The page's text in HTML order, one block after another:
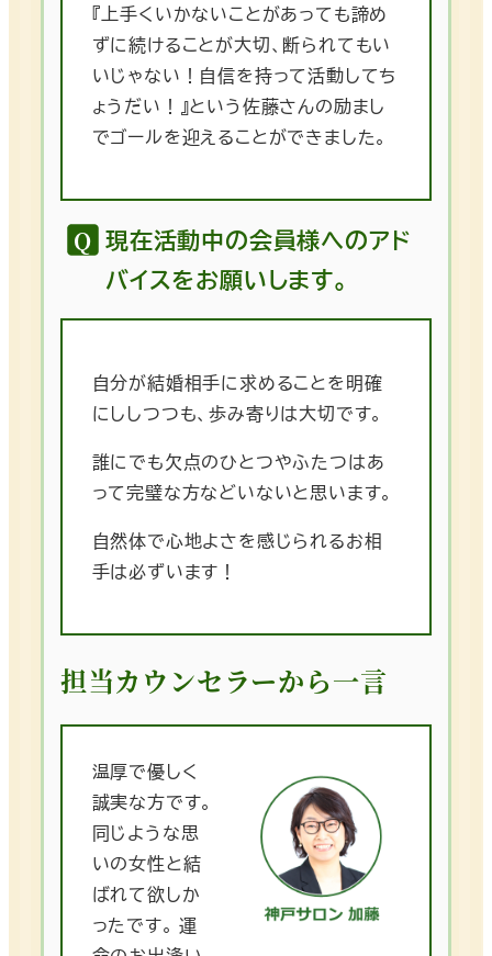
『上手くいかないことがあっても諦め
ずに続けることが大切、断られてもい
いじゃない！自信を持って活動してち
ょうだい！』という佐藤さんの励まし
でゴールを迎えることができました。
現在活動中の会員様へのアド
バイスをお願いします。
自分が結婚相手に求めることを明確
にししつつも、歩み寄りは大切です。
誰にでも欠点のひとつやふたつはあ
って完璧な方などいないと思います。
自然体で心地よさを感じられるお相
手は必ずいます！
担当カウンセラーから一言
温厚で優しく
誠実な方です。
同じような思
いの女性と結
ばれて欲しか
ったです。 運